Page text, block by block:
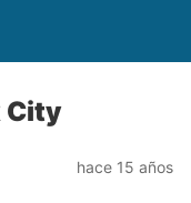
City
hace 15 años